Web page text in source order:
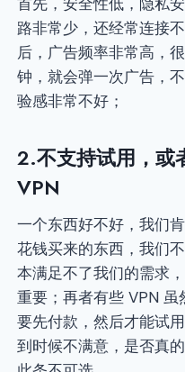
路非常少，还经常连接
后，广告频率非常高，
钟，就会弹一次广告，
验感非常不好；
2.不支持试用，或
VPN
一个东西好不好，我们
花钱买来的东西，我们
本满足不了我们的需求
重要；再者有些 VPN
要先付款，然后才能试
到时候不满意，是否真